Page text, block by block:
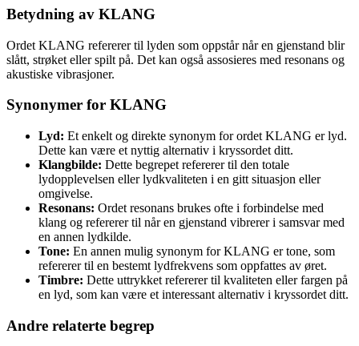
Betydning av KLANG
Ordet KLANG refererer til lyden som oppstår når en gjenstand blir
slått, strøket eller spilt på. Det kan også assosieres med resonans og
akustiske vibrasjoner.
Synonymer for KLANG
Lyd: Et enkelt og direkte synonym for ordet KLANG er lyd.
Dette kan være et nyttig alternativ i kryssordet ditt.
Klangbilde: Dette begrepet refererer til den totale
lydopplevelsen eller lydkvaliteten i en gitt situasjon eller
omgivelse.
Resonans: Ordet resonans brukes ofte i forbindelse med
klang og refererer til når en gjenstand vibrerer i samsvar med
en annen lydkilde.
Tone: En annen mulig synonym for KLANG er tone, som
refererer til en bestemt lydfrekvens som oppfattes av øret.
Timbre: Dette uttrykket refererer til kvaliteten eller fargen på
en lyd, som kan være et interessant alternativ i kryssordet ditt.
Andre relaterte begrep